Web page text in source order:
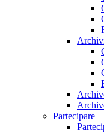
Partecipare